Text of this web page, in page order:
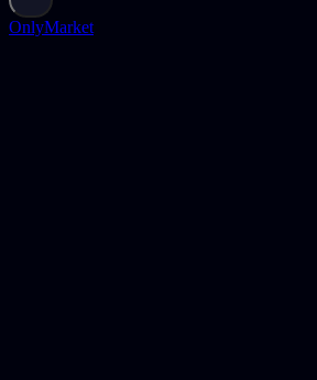
OnlyMarket